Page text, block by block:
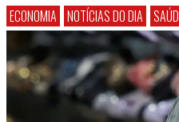
ECONOMIA NOTÍCIAS DO DIA